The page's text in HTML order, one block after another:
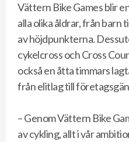
Vättern Bike Games blir
alla olika åldrar, från barn
av höjdpunkterna.
cykelcross och Cross
också en åtta timmars
från elitlag till
– Genom Vättern Bike
av cykling, allt i vår